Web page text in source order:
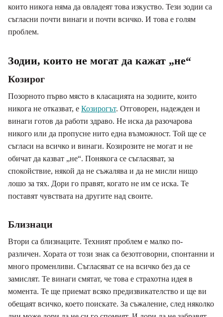
които никога няма да овладеят това изкуство. Тези зодии са
съгласни почти винаги и почти всичко. И това е голям
проблем.
Зодии, които не могат да кажат „не“
Козирог
Позорното първо място в класацията на зодиите, които
никога не отказват, е Козирогът. Отговорен, надежден и
винаги готов да работи здраво. Не иска да разочарова
никого или да пропусне нито една възможност. Той ще се
съгласи на всичко и винаги. Козирозите не могат и не
обичат да казват „не“. Понякога се съгласяват, за
спокойствие, някой да не съжалява и да не мисли нищо
лошо за тях. Дори го правят, когато не им се иска. Те
поставят чувствата на другите над своите.
Близнаци
Втори са близнаците. Техният проблем е малко по-
различен. Хората от този знак са безотговорни, спонтанни и
много променливи. Съгласяват се на всичко без да се
замислят. Те винаги смятат, че това е страхотна идея в
момента. Те ще приемат всяко предизвикателство и ще ви
обещаят всичко, което поискате. За съжаление, след няколко